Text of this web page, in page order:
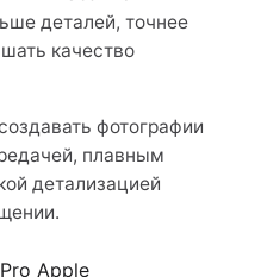
деталей, точнее
качество
фотографии
плавным
детализацией